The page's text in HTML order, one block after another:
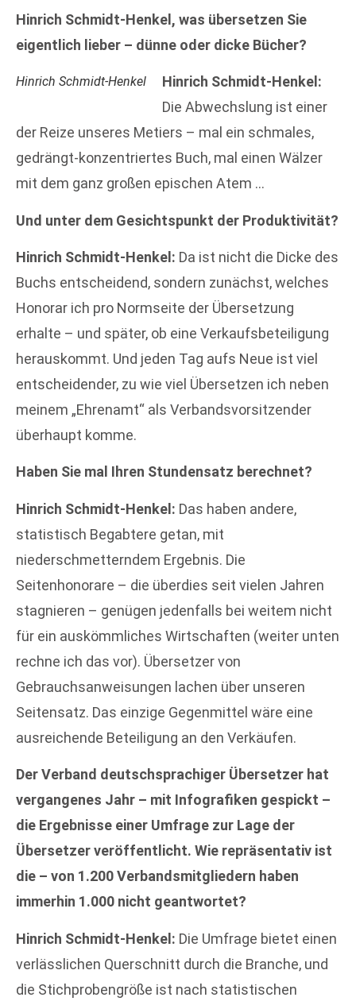
Hinrich Schmidt-Henkel, was übersetzen Sie
eigentlich lieber – dünne oder dicke Bücher?
Hinrich Schmidt-Henkel
Hinrich Schmidt-Henkel:
Die Abwechslung ist einer
der Reize unseres Metiers – mal ein schmales,
gedrängt-konzentriertes Buch, mal einen Wälzer
mit dem ganz großen epischen Atem …
Und unter dem Gesichtspunkt der Produktivität?
Hinrich Schmidt-Henkel: Da ist nicht die Dicke des
Buchs entscheidend, sondern zunächst, welches
Honorar ich pro Normseite der Übersetzung
erhalte – und später, ob eine Verkaufsbeteiligung
herauskommt. Und jeden Tag aufs Neue ist viel
entscheidender, zu wie viel Übersetzen ich neben
meinem „Ehrenamt“ als Verbandsvorsitzender
überhaupt komme.
Haben Sie mal Ihren Stundensatz berechnet?
Hinrich Schmidt-Henkel: Das haben andere,
statistisch Begabtere getan, mit
niederschmetterndem Ergebnis. Die
Seitenhonorare – die überdies seit vielen Jahren
stagnieren – genügen jedenfalls bei weitem nicht
für ein auskömmliches Wirtschaften (weiter unten
rechne ich das vor). Übersetzer von
Gebrauchsanweisungen lachen über unseren
Seitensatz. Das einzige Gegenmittel wäre eine
ausreichende Beteiligung an den Verkäufen.
Der Verband deutschsprachiger Übersetzer hat
vergangenes Jahr – mit Infografiken gespickt –
die Ergebnisse einer Umfrage zur Lage der
Übersetzer veröffentlicht. Wie repräsentativ ist
die – von 1.200 Verbandsmitgliedern haben
immerhin 1.000 nicht geantwortet?
Hinrich Schmidt-Henkel: Die Umfrage bietet einen
verlässlichen Querschnitt durch die Branche, und
die Stichprobengröße ist nach statistischen